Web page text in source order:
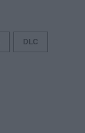
DLC